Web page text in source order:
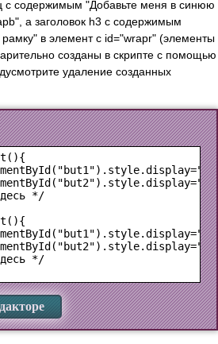
с содержимым "Добавьте меня в синюю
а заголовок h3 с содержимым
в элемент с id="wrapr" (элементы
созданы в скрипте с помощью
удаление созданных
*/
*/